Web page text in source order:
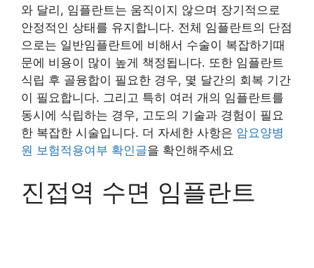
와 달리, 임플란트는 움직이지 않으며 장기적으로
안정적인 상태를 유지합니다. 전체 임플란트의 단점
으로는 일반임플란트에 비해서 수술이 복잡하기때
문에 비용이 많이 높게 책정됩니다. 또한 임플란트
식립 후 골융합이 필요한 경우, 몇 달간의 회복 기간
이 필요합니다. 그리고 특히 여러 개의 임플란트를
동시에 식립하는 경우, 고도의 기술과 경험이 필요
한 복잡한 시술입니다. 더 자세한 사항은 암요양병
원 보험적용여부 확인글을 확인해주세요
진접역 수면 임플란트